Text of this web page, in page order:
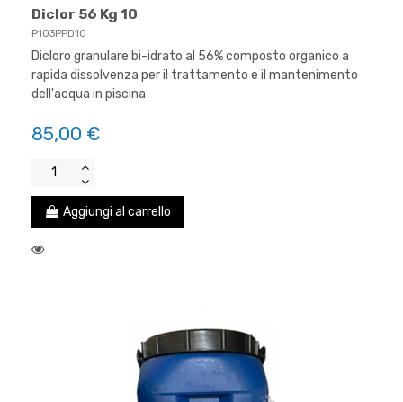
Diclor 56 Kg 10
P103PPD10
Dicloro granulare bi-idrato al 56% composto organico a
rapida dissolvenza per il trattamento e il mantenimento
dell'acqua in piscina
85,00 €
Aggiungi al carrello